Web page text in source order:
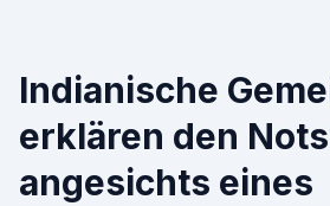
Indianische
erklären den
angesichts eines